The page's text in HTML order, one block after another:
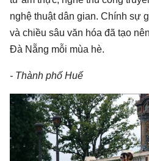
nghệ thuật dân gian. Chính sự
và chiều sâu văn hóa đã tạo
Đà Nẵng mỗi mùa hè.
- Thành phố Huế